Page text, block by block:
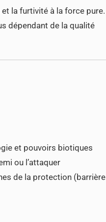
la furtivité à la force pure.
dépendant de la qualité
et pouvoirs biotiques
ou l’attaquer
de la protection (barrière